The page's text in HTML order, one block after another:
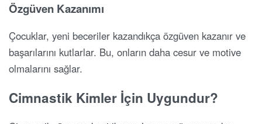
Özgüven Kazanımı
Çocuklar, yeni beceriler kazandıkça özgüven kazanır ve
başarılarını kutlarlar. Bu, onların daha cesur ve motive
olmalarını sağlar.
Cimnastik Kimler İçin Uygundur?